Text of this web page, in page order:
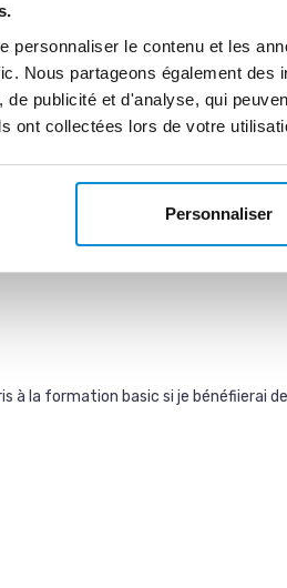
personnaliser le contenu et les
Nous partageons également
de publicité et d'analyse, qui
ont collectées lors de votre
Personnaliser
à la formation basic si je bénéfiierai